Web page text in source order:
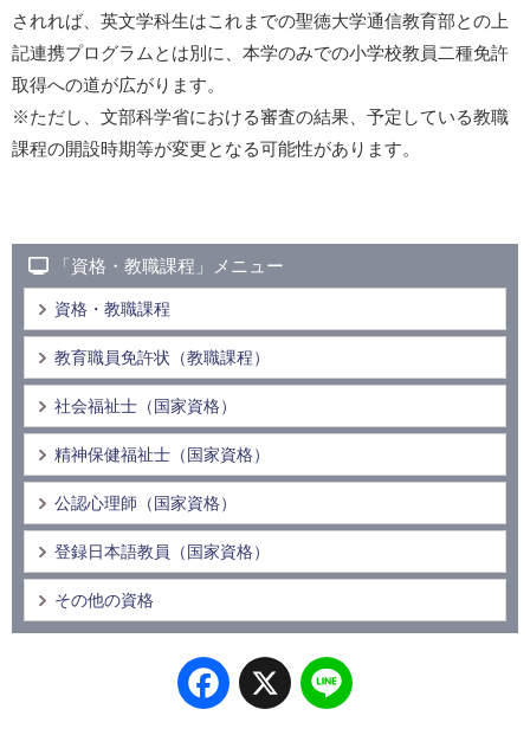
されれば、英文学科生はこれまでの聖徳大学通信教育部との上
記連携プログラムとは別に、本学のみでの小学校教員二種免許
取得への道が広がります。
※ただし、文部科学省における審査の結果、予定している教職
課程の開設時期等が変更となる可能性があります。
「資格・教職課程」メニュー
資格・教職課程
教育職員免許状（教職課程）
社会福祉士（国家資格）
精神保健福祉士（国家資格）
公認心理師（国家資格）
登録日本語教員（国家資格）
その他の資格
Facebook
X